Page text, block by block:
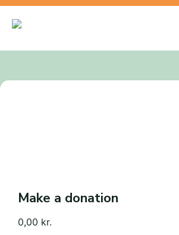
Make a donation
0,00 kr.